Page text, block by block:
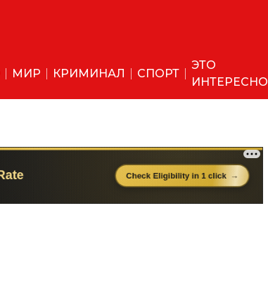
МИР КРИМИНАЛ СПОРТ
ЭТО
ИНТЕРЕСНО